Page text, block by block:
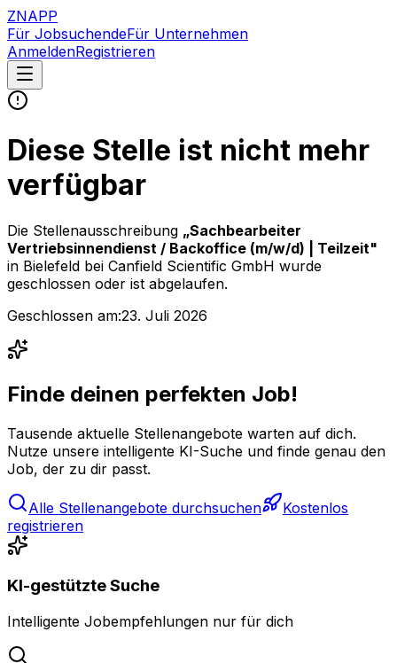
ZNAPP
Für JobsuchendeFür Unternehmen
AnmeldenRegistrieren
Diese Stelle ist nicht mehr
verfügbar
Die Stellenausschreibung „Sachbearbeiter
Vertriebsinnendienst / Backoffice (m/w/d) | Teilzeit"
in Bielefeld bei Canfield Scientific GmbH wurde
geschlossen oder ist abgelaufen.
Geschlossen am:23. Juli 2026
Finde deinen perfekten Job!
Tausende aktuelle Stellenangebote warten auf dich.
Nutze unsere intelligente KI-Suche und finde genau den
Job, der zu dir passt.
Alle Stellenangebote durchsuchen
Kostenlos
registrieren
KI-gestützte Suche
Intelligente Jobempfehlungen nur für dich